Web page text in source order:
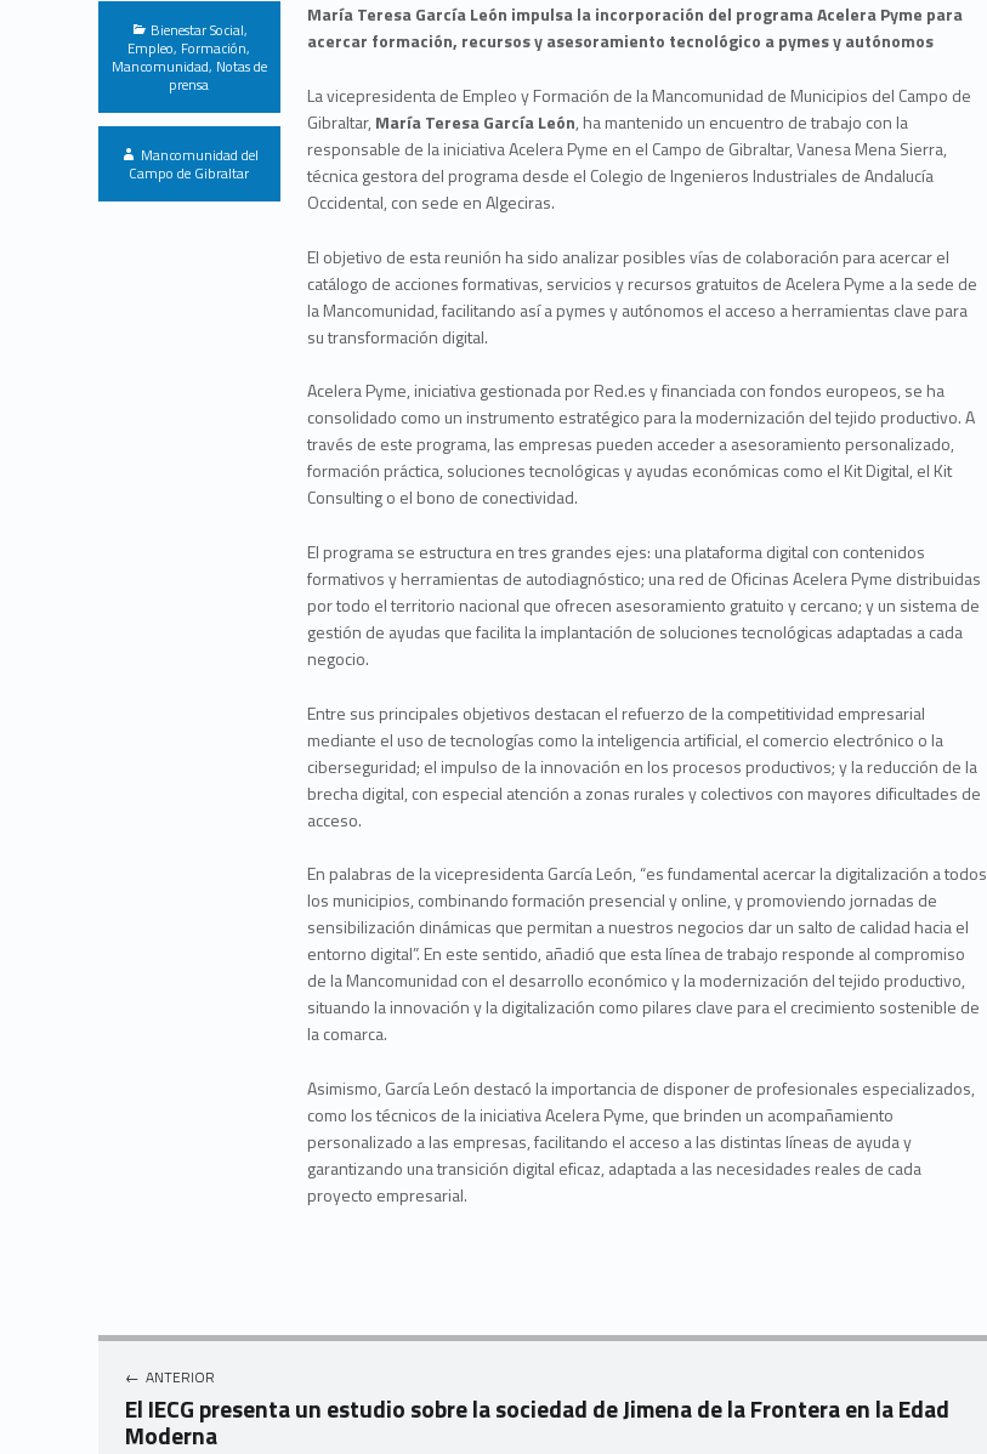
María Teresa García León impulsa la incorporación del programa Acelera Pyme para
acercar formación, recursos y asesoramiento tecnológico a pymes y autónomos
La vicepresidenta de Empleo y Formación de la Mancomunidad de Municipios del Campo de
Gibraltar, María Teresa García León, ha mantenido un encuentro de trabajo con la
responsable de la iniciativa Acelera Pyme en el Campo de Gibraltar, Vanesa Mena Sierra,
técnica gestora del programa desde el Colegio de Ingenieros Industriales de Andalucía
Occidental, con sede en Algeciras.
El objetivo de esta reunión ha sido analizar posibles vías de colaboración para acercar el
catálogo de acciones formativas, servicios y recursos gratuitos de Acelera Pyme a la sede de
la Mancomunidad, facilitando así a pymes y autónomos el acceso a herramientas clave para
su transformación digital.
Acelera Pyme, iniciativa gestionada por Red.es y financiada con fondos europeos, se ha
consolidado como un instrumento estratégico para la modernización del tejido productivo. A
través de este programa, las empresas pueden acceder a asesoramiento personalizado,
formación práctica, soluciones tecnológicas y ayudas económicas como el Kit Digital, el Kit
Consulting o el bono de conectividad.
El programa se estructura en tres grandes ejes: una plataforma digital con contenidos
formativos y herramientas de autodiagnóstico; una red de Oficinas Acelera Pyme distribuidas
por todo el territorio nacional que ofrecen asesoramiento gratuito y cercano; y un sistema de
gestión de ayudas que facilita la implantación de soluciones tecnológicas adaptadas a cada
negocio.
Entre sus principales objetivos destacan el refuerzo de la competitividad empresarial
mediante el uso de tecnologías como la inteligencia artificial, el comercio electrónico o la
ciberseguridad; el impulso de la innovación en los procesos productivos; y la reducción de la
brecha digital, con especial atención a zonas rurales y colectivos con mayores dificultades de
acceso.
En palabras de la vicepresidenta García León, “es fundamental acercar la digitalización a todos
los municipios, combinando formación presencial y online, y promoviendo jornadas de
sensibilización dinámicas que permitan a nuestros negocios dar un salto de calidad hacia el
entorno digital”. En este sentido, añadió que esta línea de trabajo responde al compromiso
de la Mancomunidad con el desarrollo económico y la modernización del tejido productivo,
situando la innovación y la digitalización como pilares clave para el crecimiento sostenible de
la comarca.
Asimismo, García León destacó la importancia de disponer de profesionales especializados,
como los técnicos de la iniciativa Acelera Pyme, que brinden un acompañamiento
personalizado a las empresas, facilitando el acceso a las distintas líneas de ayuda y
garantizando una transición digital eficaz, adaptada a las necesidades reales de cada
proyecto empresarial.
Categorized in:
Bienestar Social,
Empleo, Formación,
Mancomunidad, Notas de
prensa
Written by:
Mancomunidad del
Campo de Gibraltar
ANTERIOR
El IECG presenta un estudio sobre la sociedad de Jimena de la Frontera en la Edad
Moderna